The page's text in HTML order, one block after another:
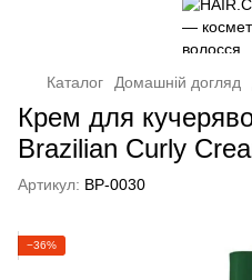
Каталог Домашній догляд
Крем для
Brazilian Curly
Артикул: BP-0030
−36%